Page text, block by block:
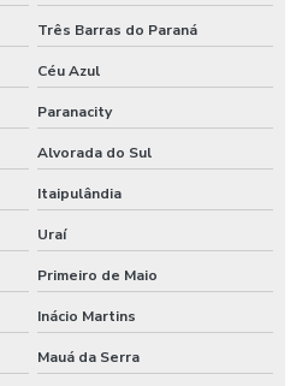
Três Barras do Paraná
Céu Azul
Paranacity
Alvorada do Sul
Itaipulândia
Uraí
Primeiro de Maio
Inácio Martins
Mauá da Serra